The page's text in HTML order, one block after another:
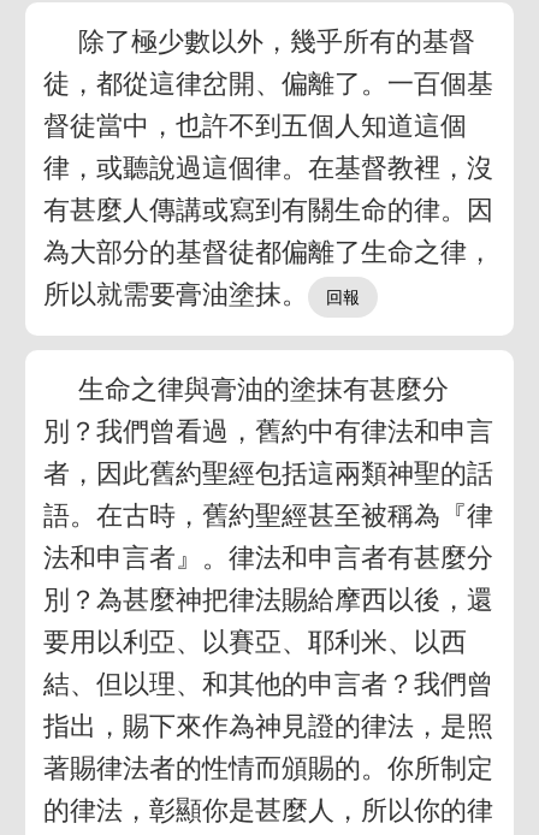
除了極少數以外，幾乎所有的基督
徒，都從這律岔開、偏離了。一百個基
督徒當中，也許不到五個人知道這個
律，或聽說過這個律。在基督教裡，沒
有甚麼人傳講或寫到有關生命的律。因
為大部分的基督徒都偏離了生命之律，
所以就需要膏油塗抹。
生命之律與膏油的塗抹有甚麼分
別？我們曾看過，舊約中有律法和申言
者，因此舊約聖經包括這兩類神聖的話
語。在古時，舊約聖經甚至被稱為『律
法和申言者』。律法和申言者有甚麼分
別？為甚麼神把律法賜給摩西以後，還
要用以利亞、以賽亞、耶利米、以西
結、但以理、和其他的申言者？我們曾
指出，賜下來作為神見證的律法，是照
著賜律法者的性情而頒賜的。你所制定
的律法，彰顯你是甚麼人，所以你的律